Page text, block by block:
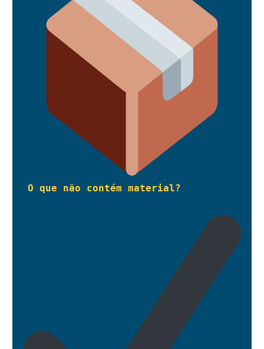
O que não contém material?